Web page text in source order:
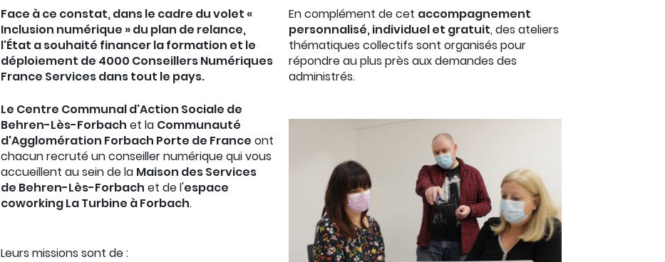
Face à ce constat, dans le cadre du volet «
Inclusion numérique » du plan de relance,
l'État a souhaité financer la formation et le
déploiement de 4000 Conseillers Numériques
France Services dans tout le pays.
Le Centre Communal d'Action Sociale de
Behren-Lès-Forbach et la Communauté
d'Agglomération Forbach Porte de France ont
chacun recruté un conseiller numérique qui vous
accueillent au sein de la Maison des Services
de Behren-Lès-Forbach et de l'espace
coworking La Turbine à Forbach.
Leurs missions sont de :
En complément de cet accompagnement
personnalisé, individuel et gratuit, des ateliers
thématiques collectifs sont organisés pour
répondre au plus près aux demandes des
administrés.